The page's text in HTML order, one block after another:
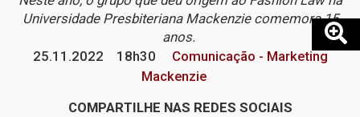
Universidade Presbiteriana Mackenzie comemora 15
anos.
25.11.2022
18h30
Comunicação - Marketing
Mackenzie
COMPARTILHE NAS REDES SOCIAIS